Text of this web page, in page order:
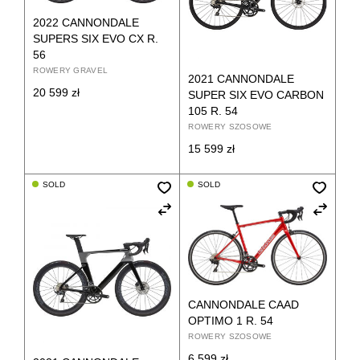
2022 CANNONDALE
SUPERS SIX EVO CX R.
56
ROWERY GRAVEL
20 599zł
2021 CANNONDALE
SUPER SIX EVO CARBON
105 R. 54
ROWERY SZOSOWE
15 599zł
SOLD SOLD
CANNONDALE CAAD
OPTIMO 1 R. 54
ROWERY SZOSOWE